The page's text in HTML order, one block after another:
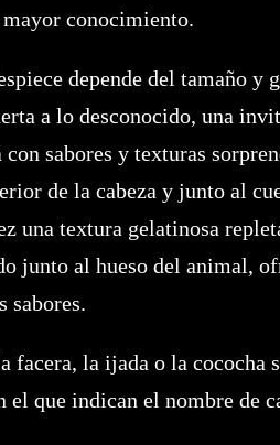
conocimiento.
depende del tamaño y
a lo desconocido, una
sabores y texturas
de la cabeza y junto al
una textura gelatinosa
junto al hueso del animal,
sabores.
la ijada o la cococha
que indican el nombre de